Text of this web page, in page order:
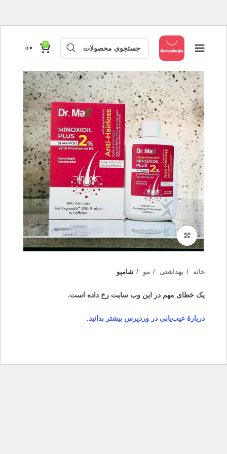
0 ۰؋
بزرگنمایی تصویر
خانه بهداشتی مو شامپو
یک خطای مهم در این وب سایت رخ داده است.
دربارهٔ عیب‌یابی در وردپرس بیشتر بدانید.